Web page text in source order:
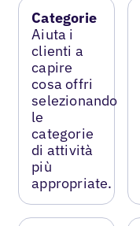
Categorie
Aiuta i
clienti a
capire
cosa offri
selezionando
le
categorie
di attività
più
appropriate.